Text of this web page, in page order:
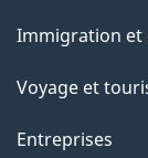
r
c
sujets
Immigration et
Voyage et
Entreprises